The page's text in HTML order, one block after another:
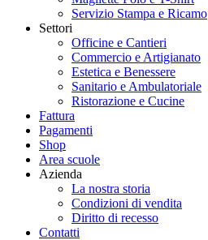
Servizio Stampa e Ricamo
Settori
Officine e Cantieri
Commercio e Artigianato
Estetica e Benessere
Sanitario e Ambulatoriale
Ristorazione e Cucine
Fattura
Pagamenti
Shop
Area scuole
Azienda
La nostra storia
Condizioni di vendita
Diritto di recesso
Contatti